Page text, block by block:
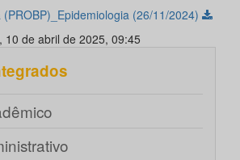
(26/11/2024)
10 de abril de 2025, 09:45